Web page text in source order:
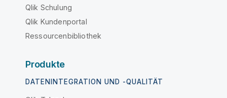
Qlik Schulung
Qlik Kundenportal
Ressourcenbibliothek
Produkte
DATENINTEGRATION UND -QUALITÄT